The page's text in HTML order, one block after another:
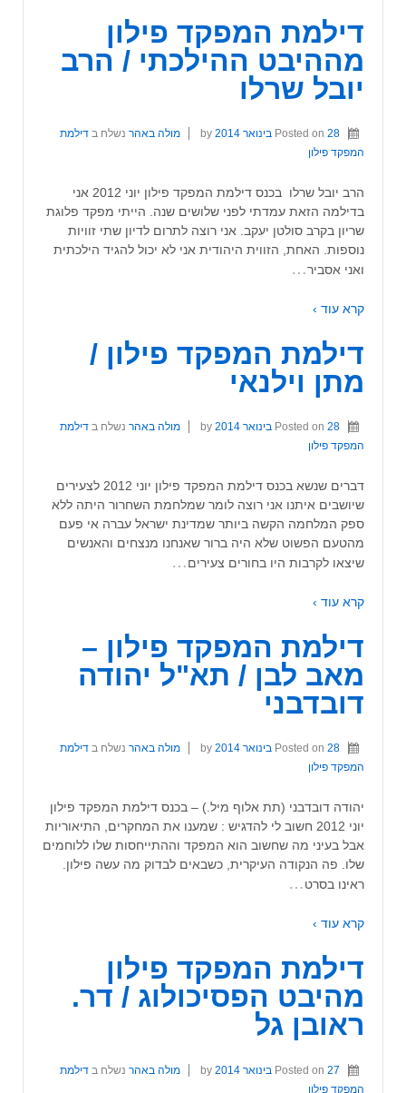
דילמת המפקד פילון
מההיבט ההילכתי / הרב
יובל שרלו
Posted on 28 בינואר 2014 מולה באהר נשלח ב דילמת
המפקד פילון
הרב יובל שרלו בכנס דילמת המפקד פילון יוני 2012 אני
בדילמה הזאת עמדתי לפני שלושים שנה. הייתי מפקד פלוגת
שריון בקרב סולטן יעקב. אני רוצה לתרום לדיון שתי זוויות
נוספות. האחת, הזווית היהודית אני לא יכול להגיד הילכתית
ואני אסביר…
קרא עוד ›
דילמת המפקד פילון /
מתן וילנאי
Posted on 28 בינואר 2014 מולה באהר נשלח ב דילמת
המפקד פילון
דברים שנשא בכנס דילמת המפקד פילון יוני 2012 לצעירים
שיושבים איתנו אני רוצה לומר שמלחמת השחרור היתה ללא
ספק המלחמה הקשה ביותר שמדינת ישראל עברה אי פעם
מהטעם הפשוט שלא היה ברור שאנחנו מנצחים והאנשים
שיצאו לקרבות היו בחורים צעירים…
קרא עוד ›
דילמת המפקד פילון –
מאב לבן / תא"ל יהודה
דובדבני
Posted on 28 בינואר 2014 מולה באהר נשלח ב דילמת
המפקד פילון
יהודה דובדבני (תת אלוף מיל.) – בכנס דילמת המפקד פילון
יוני 2012 חשוב לי להדגיש : שמענו את המחקרים, התיאוריות
אבל בעיני מה שחשוב הוא המפקד וההתייחסות שלו ללוחמים
שלו. פה הנקודה העיקרית, כשבאים לבדוק מה עשה פילון.
ראינו בסרט…
קרא עוד ›
דילמת המפקד פילון
מהיבט הפסיכולוג / דר.
ראובן גל
Posted on 27 בינואר 2014 מולה באהר נשלח ב דילמת
המפקד פילון